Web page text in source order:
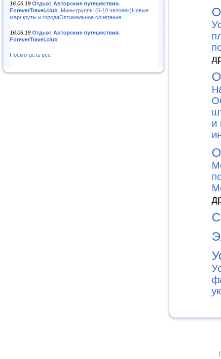
16.06.19 Отдых: Авторские путешествия.
ForeverTravel.club .Мини-группы (6-10 человек)Новые
маршруты и городаОптимальное сочетание..
16.06.19 Отдых: Авторские путешествия.
ForeverTravel.club
Посмотреть все
и